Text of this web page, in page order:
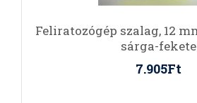
Feliratozógép szalag, 12
sárga-fekete
7.905Ft